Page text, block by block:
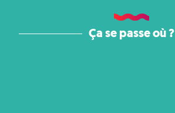
Ça se passe où ?